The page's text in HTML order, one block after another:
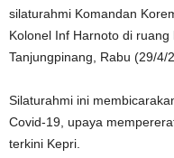
silaturahmi Komandan
Kolonel Inf Harnoto di
Tanjungpinang, Rabu (29/4/
Silaturahmi ini
Covid-19, upaya
terkini Kepri.